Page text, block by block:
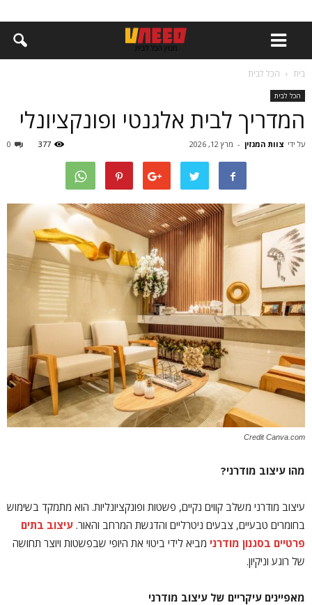
בית הכל לבית
הכל לבית
המדריך לבית אלגנטי ופונקציונלי
על ידי צוות המגזין - מרץ 12, 2026 0 377
Credit Canva.com
מהו עיצוב מודרני?
עיצוב מודרני משלב קווים נקיים, פשטות ופונקציונליות. הוא מתמקד בשימוש
בחומרים טבעיים, צבעים ניטרליים והדגשת המרחב והאור. עיצוב בתים
פרטיים בסגנון מודרני מביא לידי ביטוי את היופי שבפשטות ויוצר תחושה
של רוגע וניקיון.
מאפיינים עיקריים של עיצוב מודרני